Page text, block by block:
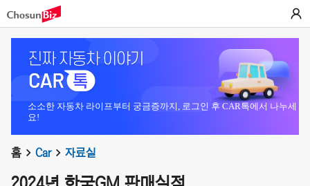
소소한 자동차 라이프부터 궁금증까지, 로그인 후 CAR톡에서 나누세
요!
홈 Car 자료실